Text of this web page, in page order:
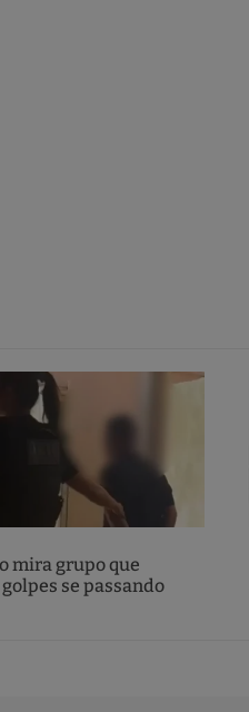
mira grupo que
se passando